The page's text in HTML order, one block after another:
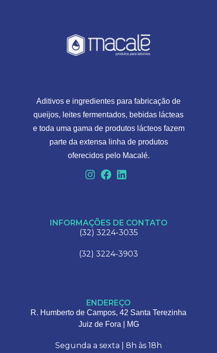
Aditivos e ingredientes para fabricação de
queijos, leites fermentados, bebidas lácteas
e toda uma gama de produtos lácteos fazem
parte da extensa linha de produtos
oferecidos pelo Macalé.
INFORMAÇÕES DE CONTATO
(32) 3224-3035
(32) 3224-3903
ENDEREÇO
R. Humberto de Campos, 42 Santa Terezinha
Juiz de Fora | MG
Segunda a sexta | 8h às 18h